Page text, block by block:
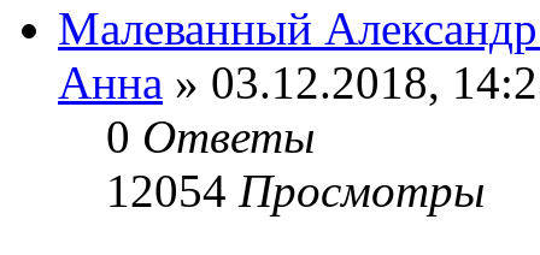
Малеванный
Анна » 03.12.2018,
0 Ответы
12054 Просмотры